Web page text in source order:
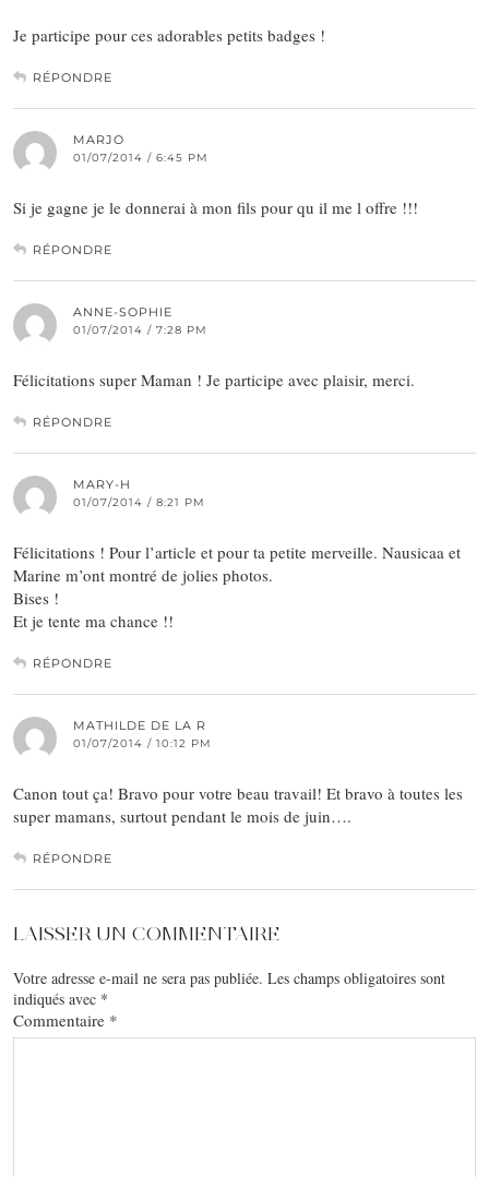
Je participe pour ces adorables petits badges !
RÉPONDRE
MARJO
01/07/2014 / 6:45 PM
Si je gagne je le donnerai à mon fils pour qu il me l offre !!!
RÉPONDRE
ANNE-SOPHIE
01/07/2014 / 7:28 PM
Félicitations super Maman ! Je participe avec plaisir, merci.
RÉPONDRE
MARY-H
01/07/2014 / 8:21 PM
Félicitations ! Pour l’article et pour ta petite merveille. Nausicaa et
Marine m’ont montré de jolies photos.
Bises !
Et je tente ma chance !!
RÉPONDRE
MATHILDE DE LA R
01/07/2014 / 10:12 PM
Canon tout ça! Bravo pour votre beau travail! Et bravo à toutes les
super mamans, surtout pendant le mois de juin….
RÉPONDRE
LAISSER UN COMMENTAIRE
Votre adresse e-mail ne sera pas publiée. Les champs obligatoires sont
indiqués avec *
Commentaire *